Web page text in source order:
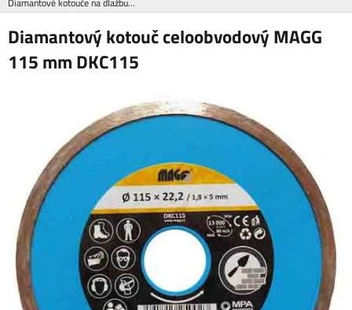
Diamantový kotouč celoobvodový MAGG
115 mm DKC115